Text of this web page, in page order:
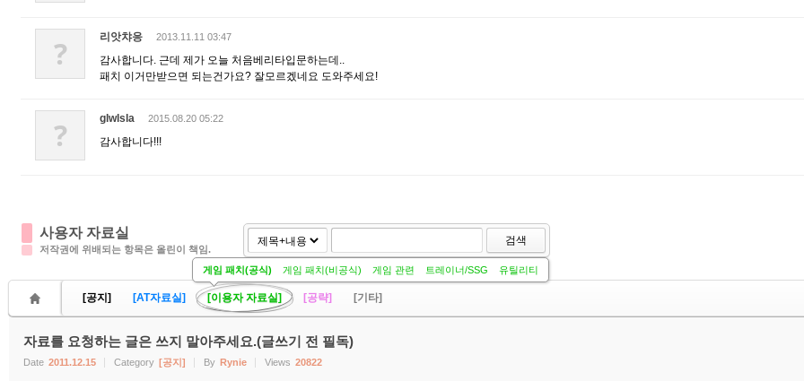
? 리앗챠응 2013.11.11 03:47
감사합니다. 근데 제가 오늘 처음베리타입문하는데..
패치 이거만받으면 되는건가요? 잘모르겠네요 도와주세요!
? glwlsla 2015.08.20 05:22
감사합니다!!!
사용자 자료실
저작권에 위배되는 항목은 올린이 책임.
검색
[공지] [AT자료실] [이용자 자료실]
게임 패치(공식) 게임 패치(비공식) 게임 관련 트레이너/SSG 유틸리티
[공략]
[기타]
자료를 요청하는 글은 쓰지 말아주세요.(글쓰기 전 필독)
Date 2011.12.15 Category [공지] By Rynie Views 20822